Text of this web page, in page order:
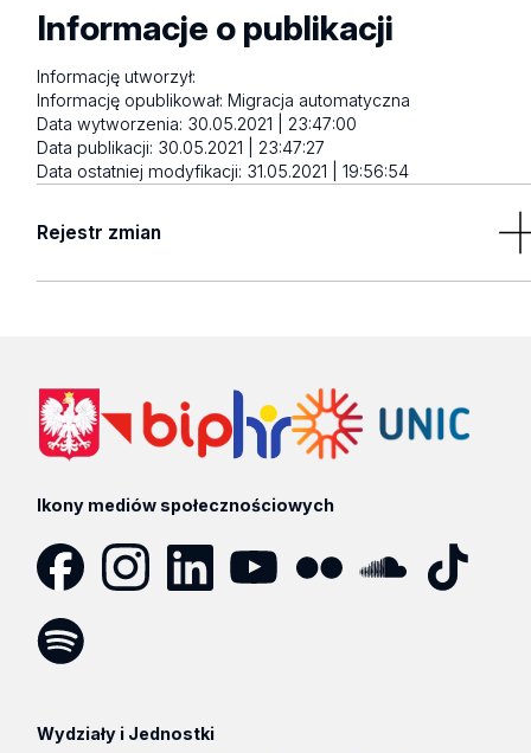
Informacje o publikacji
Informację utworzył:
Informację opublikował:Migracja automatyczna
Data wytworzenia: 30.05.2021 | 23:47:00
Data publikacji: 30.05.2021 | 23:47:27
Data ostatniej modyfikacji: 31.05.2021 | 19:56:54
Rejestr zmian
Ikony mediów społecznościowych
Wydziały i Jednostki